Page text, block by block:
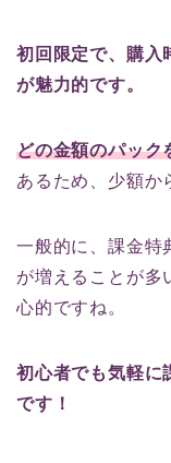
初回限定で、購入
が魅力的です。
どの金額のパック
あるため、少額か
一般的に、課金特
が増えることが多
心的ですね。
初心者でも気軽に
です！